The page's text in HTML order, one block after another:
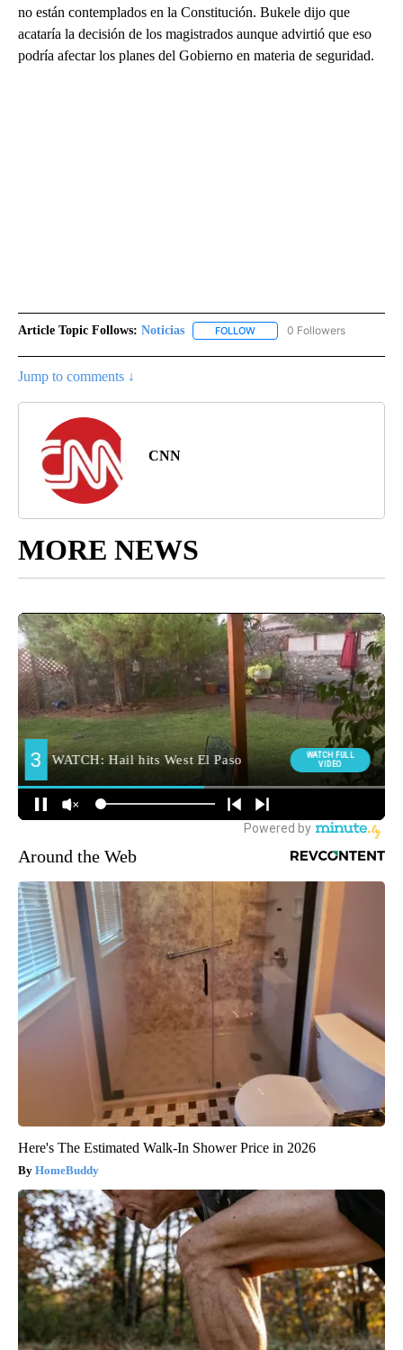
no están contemplados en la Constitución. Bukele dijo que
acataría la decisión de los magistrados aunque advirtió que eso
podría afectar los planes del Gobierno en materia de seguridad.
Article Topic Follows: Noticias FOLLOW FOLLOW "NOTICIAS" TO
0 Followers
Jump to comments ↓
CNN
MORE NEWS
Around the Web
Here's The Estimated Walk-In Shower Price in 2026
HomeBuddy